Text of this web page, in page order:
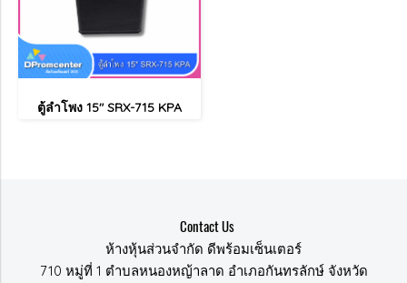
ตู้ลำโพง 15" SRX-715 KPA
Contact Us
ห้างหุ้นส่วนจำกัด ดีพร้อมเซ็นเตอร์
710 หมู่ที่ 1 ตำบลหนองหญ้าลาด อำเภอกันทรลักษ์ จังหวัด